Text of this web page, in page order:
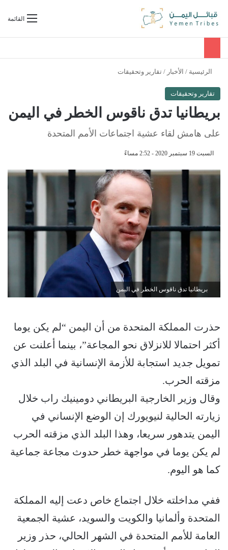
القائمةبحث عن
الرئيسية / الأخبار / تقارير وتحقيقات
تقارير وتحقيقات
بريطانيا تدق ناقوس الخطر في اليمن
على هامش لقاء عشية اجتماعات الأمم المتحدة
السبت 19 سبتمبر 2020 - 2:52 مساءً
بريطانيا تدق ناقوس الخطر في اليمن
حذرت المملكة المتحدة من أن اليمن “لم يكن يوما
أكثر احتمالا للانزلاق نحو المجاعة”، بينما أعلنت عن
تمويل جديد استجابة للأزمة الإنسانية في البلد الذي
مزقته الحرب.
وقال وزير الخارجية البريطاني دومينيك راب خلال
زيارته الحالية لنيويورك إن الوضع الإنساني في
اليمن يتدهور سريعا، وهذا البلد الذي مزقته الحرب
لم يكن يوما في مواجهة خطر حدوث مجاعة جماعية
كما هو اليوم.
ففي مداخلته خلال اجتماع خاص دعت إليه المملكة
المتحدة وألمانيا والكويت والسويد، عشية الجمعية
العامة للأمم المتحدة في الشهر الحالي، حذر وزير